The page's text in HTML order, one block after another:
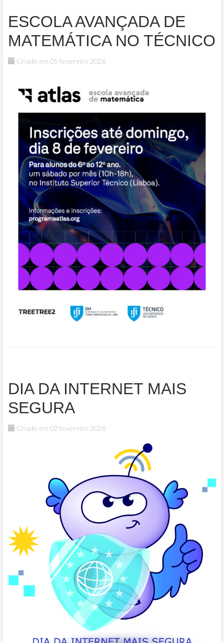
ESCOLA AVANÇADA DE
MATEMÁTICA NO TÉCNICO
Criado em 05 fevereiro 2026
DIA DA INTERNET MAIS
SEGURA
Criado em 02 fevereiro 2026